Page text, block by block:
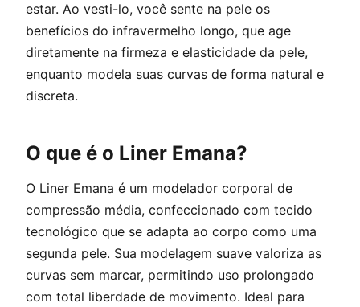
estar. Ao vesti-lo, você sente na pele os
benefícios do infravermelho longo, que age
diretamente na firmeza e elasticidade da pele,
enquanto modela suas curvas de forma natural e
discreta.
O que é o Liner Emana?
O Liner Emana é um modelador corporal de
compressão média, confeccionado com tecido
tecnológico que se adapta ao corpo como uma
segunda pele. Sua modelagem suave valoriza as
curvas sem marcar, permitindo uso prolongado
com total liberdade de movimento. Ideal para